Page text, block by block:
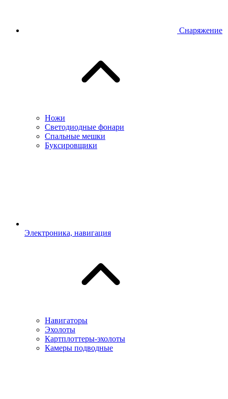
Снаряжение
Ножи
Светодиодные фонари
Спальные мешки
Буксировщики
Электроника, навигация
Навигаторы
Эхолоты
Картплоттеры-эхолоты
Камеры подводные